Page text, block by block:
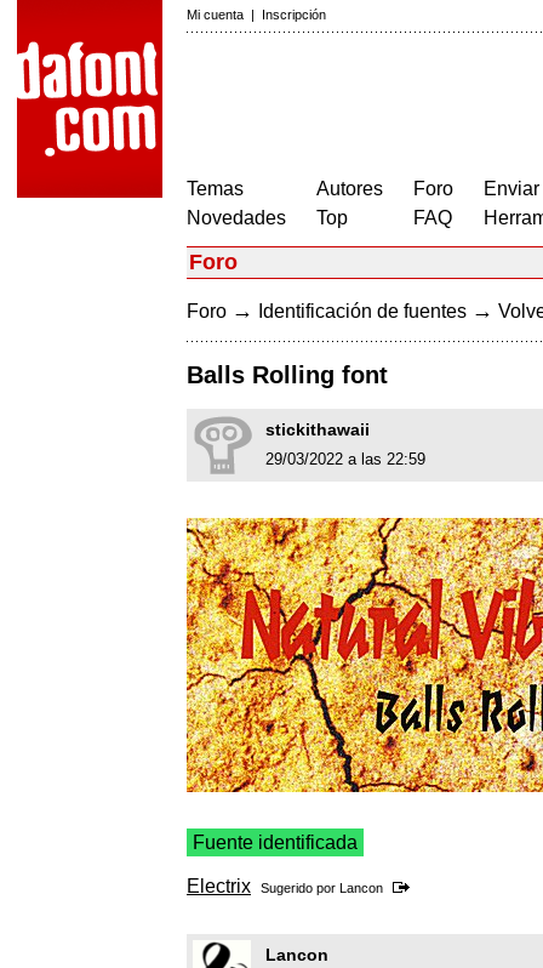
Mi cuenta | Inscripción
Temas
Novedades
Autores
Top
Foro
FAQ
Foro
Foro → Identificación de fuentes →
Balls Rolling font
stickithawaii
29/03/2022 a las 22:59
Fuente identificada
Electrix Sugerido por Lancon
Lancon